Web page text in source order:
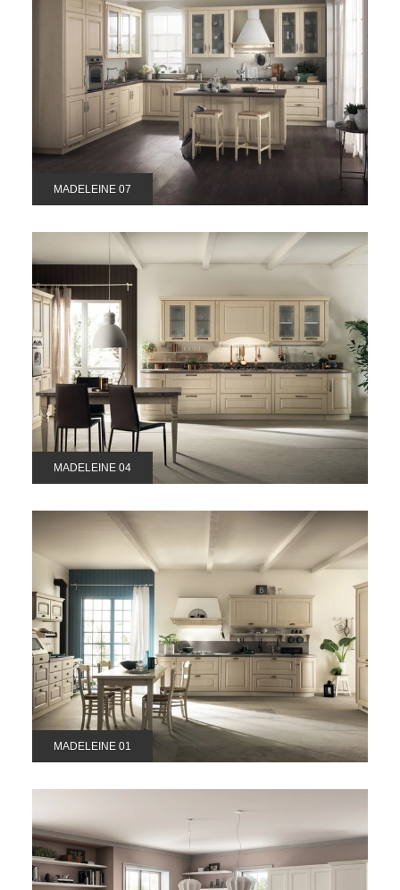
MADELEINE 07
MADELEINE 04
MADELEINE 01